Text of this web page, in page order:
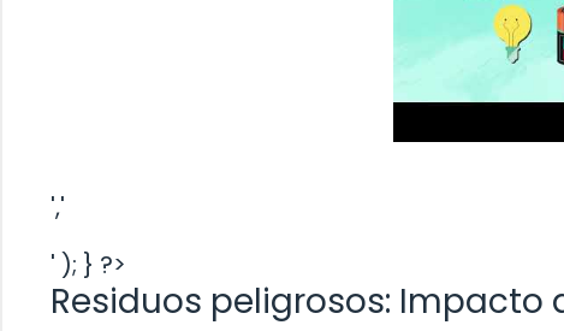
','
' ); } ?>
Residuos peligrosos: